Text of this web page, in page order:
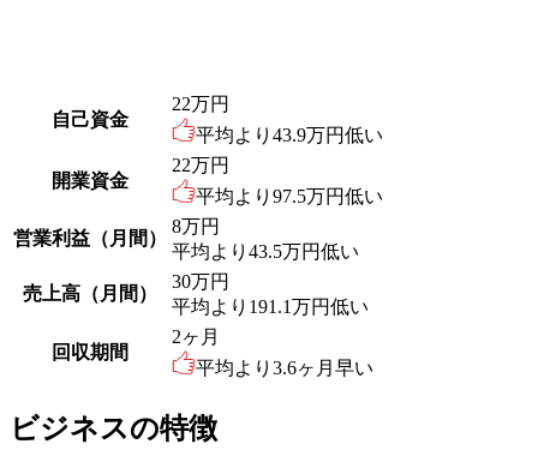
自己資金
22万円
平均より 43.9万円低い
開業資金
22万円
平均より 97.5万円低い
営業利益（月間）
8万円
平均より 43.5万円低い
売上高（月間）
30万円
平均より 191.1万円低い
回収期間
2ヶ月
平均より 3.6ヶ月早い
ビジネスの特徴